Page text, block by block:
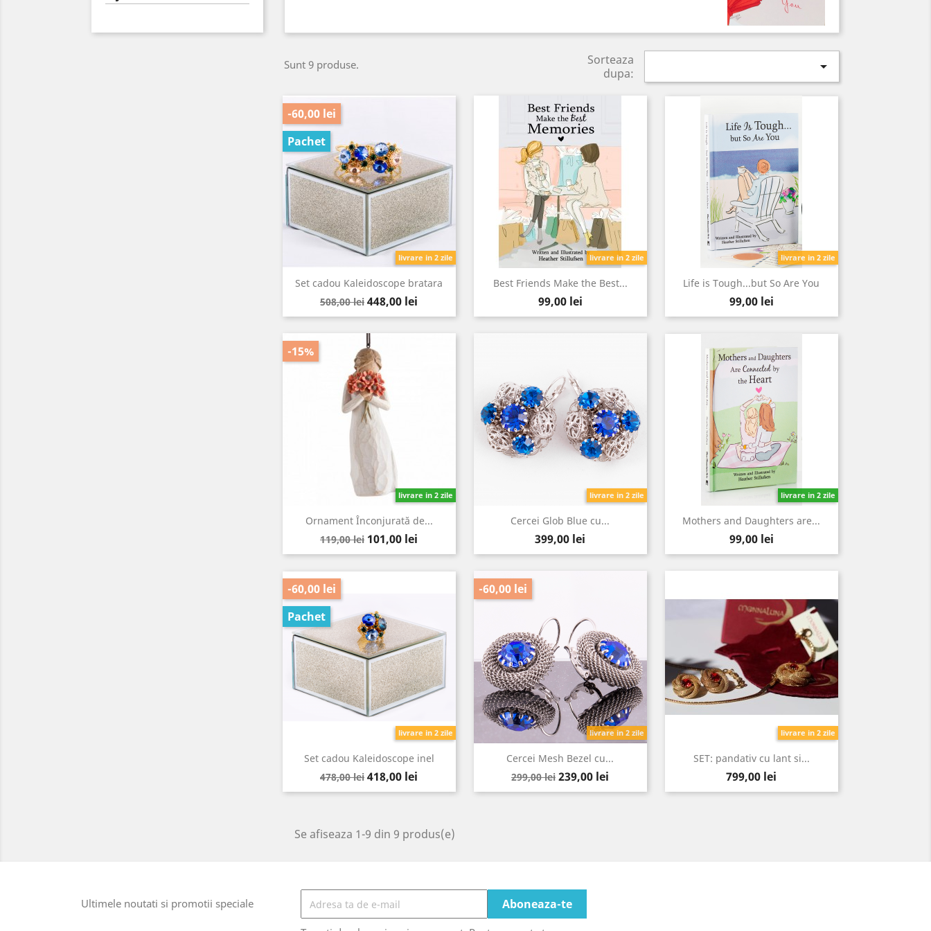
Sunt 9 produse.
Sorteaza
dupa:

Set cadou Kaleidoscope bratara
livrare in 2 zile
Pret
de
508,00 lei Pret
448,00 lei
-60,00 lei
Pachet
Best Friends Make the Best...
livrare in 2 zile
Pret
99,00 lei
Life is Tough...but So Are You
livrare in 2 zile
Pret
99,00 lei
Ornament Înconjurată de...
livrare in 2 zile
Pret
de
119,00 lei Pret
101,00 lei
-15%
Cercei Glob Blue cu...
livrare in 2 zile
Pret
399,00 lei
Mothers and Daughters are...
livrare in 2 zile
Pret
99,00 lei
Set cadou Kaleidoscope inel
livrare in 2 zile
Pret
de
478,00 lei Pret
418,00 lei
-60,00 lei
Pachet
Cercei Mesh Bezel cu...
livrare in 2 zile
Pret
de
299,00 lei Pret
239,00 lei
-60,00 lei
SET: pandativ cu lant si...
livrare in 2 zile
Pret
799,00 lei
Se afiseaza 1-9 din 9 produs(e)
Ultimele noutati si promotii speciale